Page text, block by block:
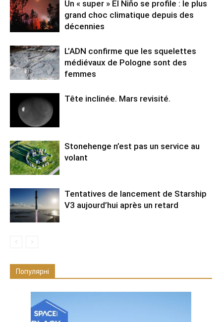
Un « super » El Niño se profile : le plus
grand choc climatique depuis des
décennies
L’ADN confirme que les squelettes
médiévaux de Pologne sont des
femmes
Tête inclinée. Mars revisité.
Stonehenge n’est pas un service au
volant
Tentatives de lancement de Starship
V3 aujourd’hui après un retard
Популярні